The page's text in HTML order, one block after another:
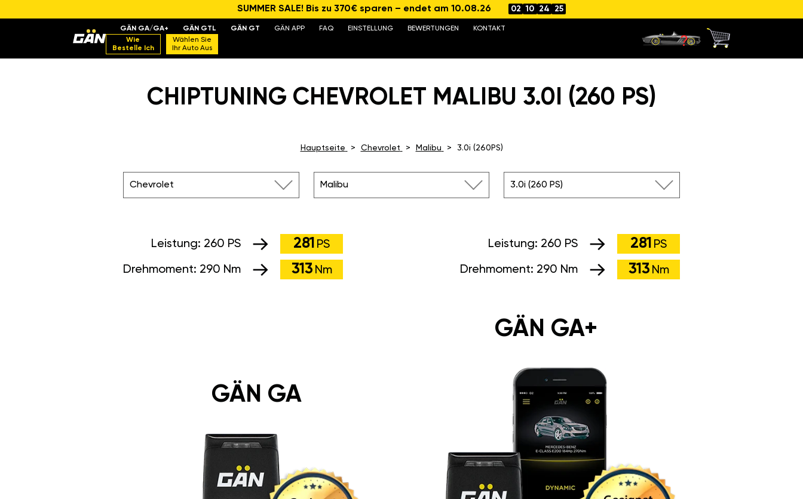
SUMMER SALE! Bis zu 370€ sparen – endet am 10.08.26 02 10 24 25
GÄN GA/GA+ GÄN GTL GÄN GT GÄN APP FAQ EINSTELLUNG BEWERTUNGEN
KONTAKT
Wie
Bestelle Ich
Wählen Sie
Ihr Auto Aus
CHIPTUNING CHEVROLET MALIBU 3.0I (260 PS)
Hauptseite Chevrolet Malibu 3.0i (260PS)
Chevrolet Malibu 3.0i (260 PS)
Leistung: 260 PS 281 PS
Drehmoment: 290 Nm 313 Nm
Leistung: 260 PS 281 PS
Drehmoment: 290 Nm 313 Nm
GÄN GA+
GÄN GA